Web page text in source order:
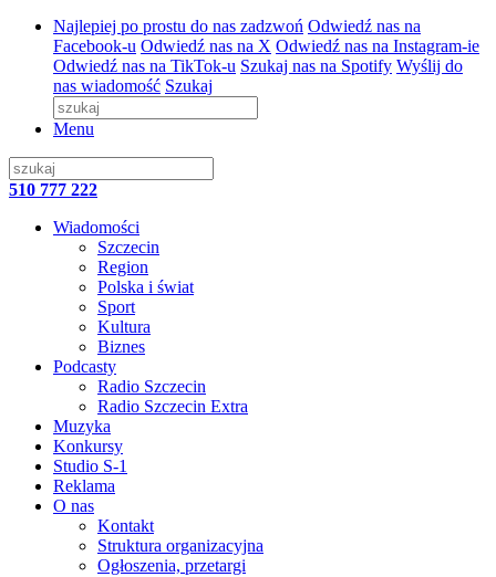
Najlepiej po prostu do nas zadzwoń Odwiedź nas na
Facebook-u Odwiedź nas na X Odwiedź nas na Instagram-ie
Odwiedź nas na TikTok-u Szukaj nas na Spotify Wyślij do
nas wiadomość Szukaj
Menu
510 777 222
Wiadomości
Szczecin
Region
Polska i świat
Sport
Kultura
Biznes
Podcasty
Radio Szczecin
Radio Szczecin Extra
Muzyka
Konkursy
Studio S-1
Reklama
O nas
Kontakt
Struktura organizacyjna
Ogłoszenia, przetargi